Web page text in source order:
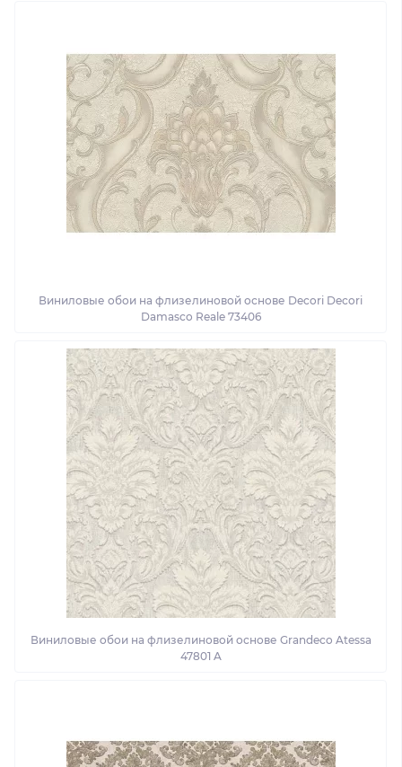
Виниловые обои на флизелиновой основе Decori Decori
Damasco Reale 73406
Виниловые обои на флизелиновой основе Grandeco Atessa
47801 A